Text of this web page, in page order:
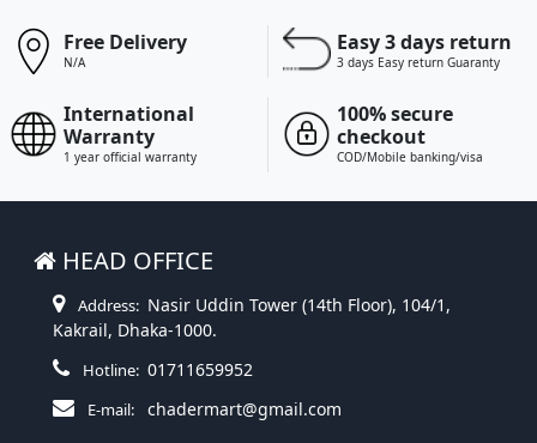
Free Delivery
N/A
Easy 3 days return
3 days Easy return Guaranty
International
Warranty
1 year official warranty
100% secure
checkout
COD/Mobile banking/visa
HEAD OFFICE
Address: Nasir Uddin Tower (14th Floor), 104/1,
Kakrail, Dhaka-1000.
Hotline: 01711659952
E-mail: chadermart@gmail.com